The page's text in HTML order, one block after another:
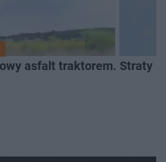
asfalt traktorem. Straty